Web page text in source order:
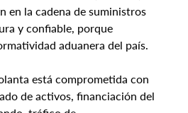
en la cadena de suministros
y confiable, porque
aduanera del país.
está comprometida con
de activos, financiación del